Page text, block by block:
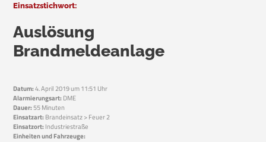
Einsatzstichwort:
Auslösung
Brandmeldeanlage
Datum:4. April 2019 um 11:51 Uhr
Alarmierungsart:DME
Dauer:55 Minuten
Einsatzart:Brandeinsatz > Feuer 2
Einsatzort:Industriestraße
Einheiten und Fahrzeuge: